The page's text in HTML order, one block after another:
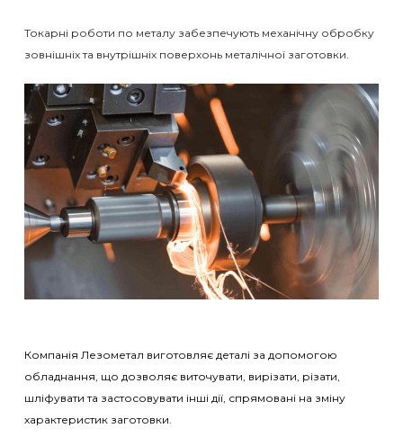
Токарні роботи по металу забезпечують механічну обробку
зовнішніх та внутрішніх поверхонь металічної заготовки.
Компанія Лезометал виготовляє деталі за допомогою
обладнання, що дозволяє виточувати, вирізати, різати,
шліфувати та застосовувати інші дії, спрямовані на зміну
характеристик заготовки.